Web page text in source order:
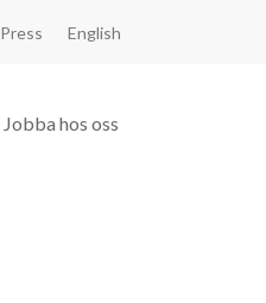
Press English
Jobba hos oss